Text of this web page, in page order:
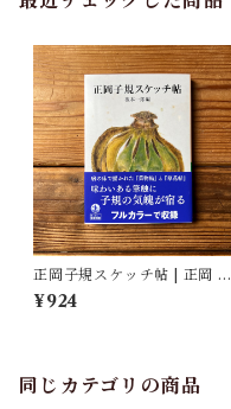
正岡子規スケッチ帖 | 正岡 子
規, 復本 一郎(著/文)
¥924
同じカテゴリの商品